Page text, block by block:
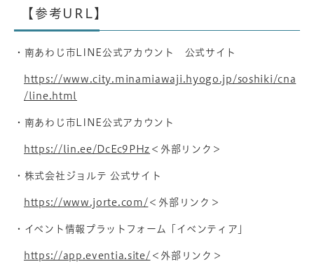
【参考URL】
・南あわじ市LINE公式アカウント 公式サイト
https://www.city.minamiawaji.hyogo.jp/soshiki/cna
/line.html
・南あわじ市LINE公式アカウント
https://lin.ee/DcEc9PHz ＜外部リンク＞
・株式会社ジョルテ 公式サイト
https://www.jorte.com/ ＜外部リンク＞
・イベント情報プラットフォーム「イベンティア」
https://app.eventia.site/ ＜外部リンク＞